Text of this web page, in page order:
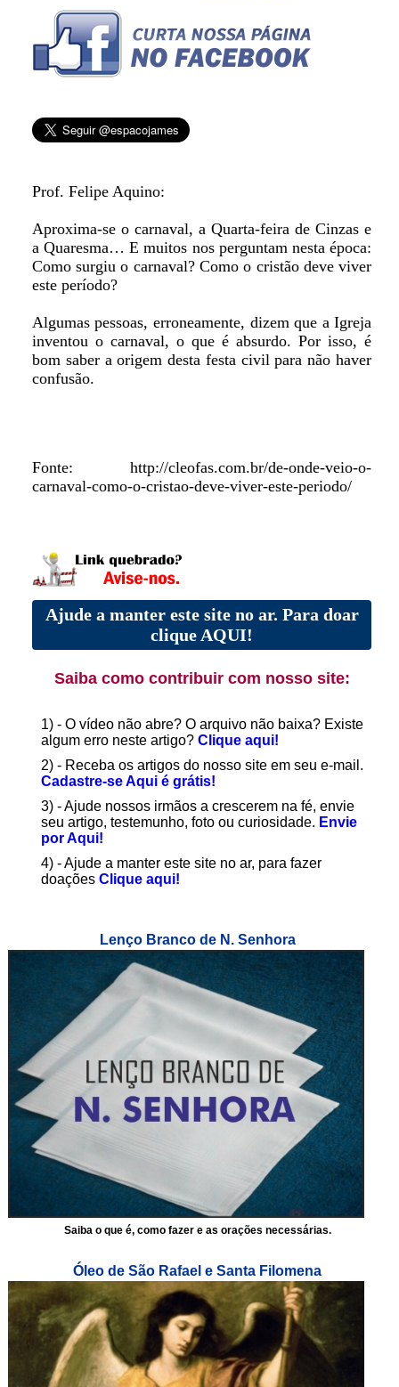
Prof. Felipe Aquino:
Aproxima-se o carnaval, a Quarta-feira de Cinzas e
a Quaresma… E muitos nos perguntam nesta época:
Como surgiu o carnaval? Como o cristão deve viver
este período?
Algumas pessoas, erroneamente, dizem que a Igreja
inventou o carnaval, o que é absurdo. Por isso, é
bom saber a origem desta festa civil para não haver
confusão.
Fonte: http://cleofas.com.br/de-onde-veio-o-
carnaval-como-o-cristao-deve-viver-este-periodo/
Ajude a manter este site no ar. Para doar
clique AQUI!
Saiba como contribuir com nosso site:
1) - O vídeo não abre? O arquivo não baixa? Existe
algum erro neste artigo? Clique aqui!
2) - Receba os artigos do nosso site em seu e-mail.
Cadastre-se Aqui é grátis!
3) - Ajude nossos irmãos a crescerem na fé, envie
seu artigo, testemunho, foto ou curiosidade. Envie
por Aqui!
4) - Ajude a manter este site no ar, para fazer
doações Clique aqui!
Lenço Branco de N. Senhora
Saiba o que é, como fazer e as orações necessárias.
Óleo de São Rafael e Santa Filomena